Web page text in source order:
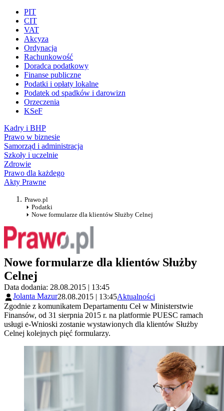
PIT
CIT
VAT
Akcyza
Ordynacja
Rachunkowość
Doradca podatkowy
Finanse publiczne
Podatki i opłaty lokalne
Podatek od spadków i darowizn
Orzeczenia
KSeF
Kadry i BHP
Prawo w biznesie
Samorząd i administracja
Szkoły i uczelnie
Zdrowie
Prawo dla każdego
Akty Prawne
Prawo.pl
Podatki
Nowe formularze dla klientów Służby Celnej
Nowe formularze dla klientów Służby
Celnej
Data dodania: 28.08.2015 | 13:45
Jolanta Mazur28.08.2015 | 13:45Aktualności
Zgodnie z komunikatem Departamentu Ceł w Ministerstwie
Finansów, od 31 sierpnia 2015 r. na platformie PUESC ramach
usługi e-Wnioski zostanie wystawionych dla klientów Służby
Celnej kolejnych pięć formularzy.